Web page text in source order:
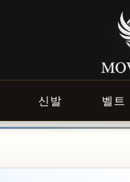
신발 벨트